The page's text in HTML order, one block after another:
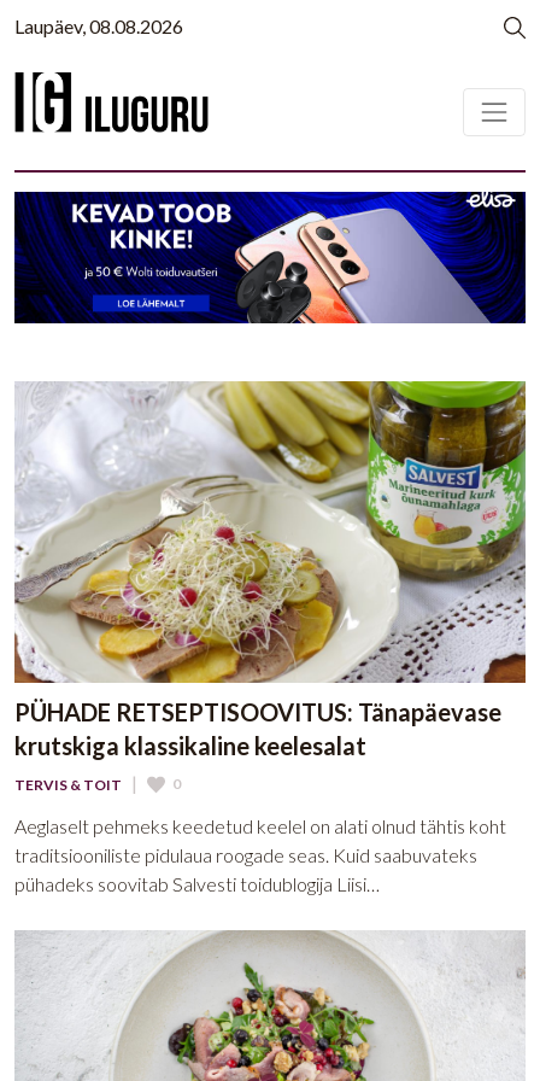
Laupäev, 08.08.2026
PÜHADE RETSEPTISOOVITUS: Tänapäevase
krutskiga klassikaline keelesalat
TERVIS & TOIT | 0
Aeglaselt pehmeks keedetud keelel on alati olnud tähtis koht
traditsiooniliste pidulaua roogade seas. Kuid saabuvateks
pühadeks soovitab Salvesti toidublogija Liisi…